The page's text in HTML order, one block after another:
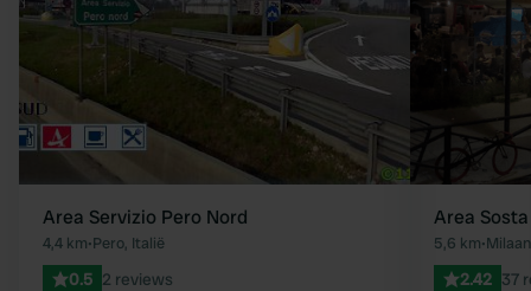
Area Servizio Pero Nord
4,4 km•Pero, Italië
0.5 2 reviews
Area
5,6 km•
2.42 37